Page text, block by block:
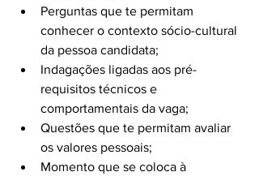
Perguntas que te permitam
conhecer o contexto sócio-cultural
da pessoa candidata;
Indagações ligadas aos pré-
requisitos técnicos e
comportamentais da vaga;
Questões que te permitam avaliar
os valores pessoais;
Momento que se coloca à